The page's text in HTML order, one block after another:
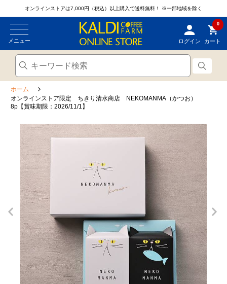
オンラインストアは7,000円（税込）以上購入で送料無料！ ※一部地域を除く
メニュー ログイン
0
カート
ホーム
オンラインストア限定 ちきり清水商店 NEKOMANMA（かつお）
8p【賞味期限：2026/11/1】